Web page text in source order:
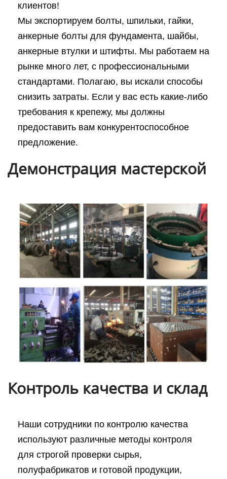
клиентов!
Мы экспортируем болты, шпильки, гайки,
анкерные болты для фундамента, шайбы,
анкерные втулки и штифты. Мы работаем на
рынке много лет, с профессиональными
стандартами. Полагаю, вы искали способы
снизить затраты. Если у вас есть какие-либо
требования к крепежу, мы должны
предоставить вам конкурентоспособное
предложение.
Демонстрация мастерской
Контроль качества и склад
Наши сотрудники по контролю качества
используют различные методы контроля
для строгой проверки сырья,
полуфабрикатов и готовой продукции,